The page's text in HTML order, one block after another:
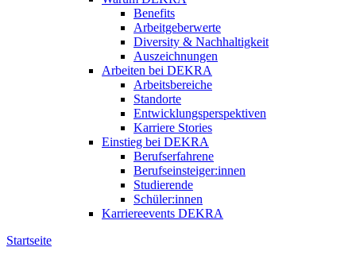
Benefits
Arbeitgeberwerte
Diversity & Nachhaltigkeit
Auszeichnungen
Arbeiten bei DEKRA
Arbeitsbereiche
Standorte
Entwicklungsperspektiven
Karriere Stories
Einstieg bei DEKRA
Berufserfahrene
Berufseinsteiger:innen
Studierende
Schüler:innen
Karriereevents DEKRA
Startseite